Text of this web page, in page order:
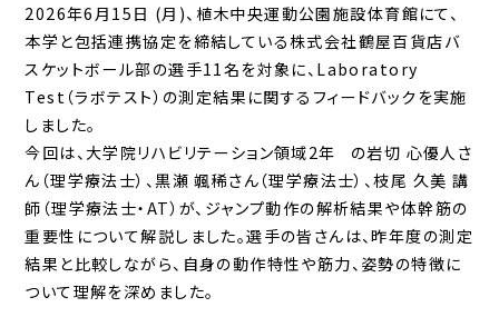
2026年6月15日 (月)、植木中央運動公園施設体育館にて、
本学と包括連携協定を締結している株式会社鶴屋百貨店バ
スケットボール部の選手11名を対象に、Laboratory
Test（ラボテスト）の測定結果に関するフィードバックを実施
しました。
今回は、大学院リハビリテーション領域2年 の岩切 心優人さ
ん（理学療法士）、黒瀬 颯稀さん（理学療法士）、枝尾 久美 講
師（理学療法士・AT）が、ジャンプ動作の解析結果や体幹筋の
重要性について解説しました。選手の皆さんは、昨年度の測定
結果と比較しながら、自身の動作特性や筋力、姿勢の特徴に
ついて理解を深めました。